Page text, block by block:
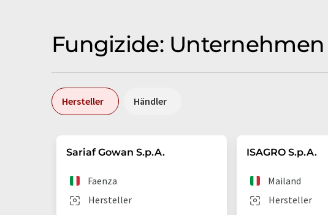
Fungizide:
Hersteller Händler
Sariaf Gowan S.p.A.
Hersteller
Faenza
ISAGRO S.p.A.
Hersteller
Mailand